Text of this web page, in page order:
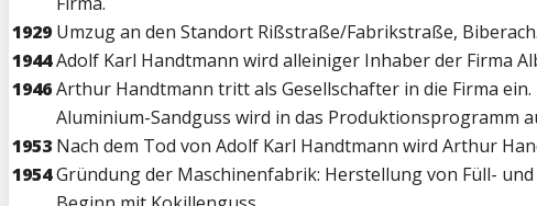
1929 Umzug an den Standort Rißstraße/Fabrikstraße, Biberach.
1944Adolf Karl Handtmann wird alleiniger Inhaber der Firma
1946Arthur Handtmann tritt als Gesellschafter in die Firma ein.
Aluminium-Sandguss wird in das Produktionsprogramm
1953 Nach dem Tod von Adolf Karl Handtmann wird Arthur
1954Gründung der Maschinenfabrik: Herstellung von Füll-